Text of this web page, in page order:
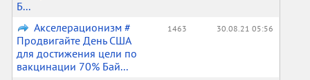
Б...
Акселерационизм #
Продвигайте День США
для достижения цели по
вакцинации 70% Бай...
1463 30.08.21 05:56